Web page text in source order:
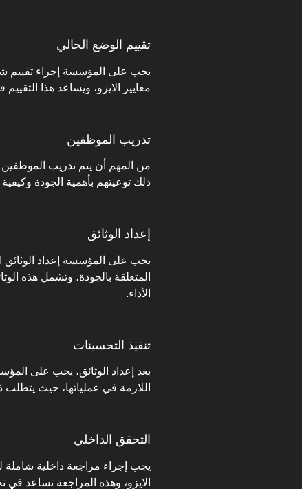
تقييم الوضع الحالي
يجب على المؤسسة إجراء تقييم
معايير الايزو، ويساعد هذا
تدريب الموظفين
من المهم أن يتم تدريب الموظفين
ذلك توعيتهم بأهمية الجودة
إعداد الوثائق
يجب على المؤسسة إعداد الوثائق
المتعلقة بالجودة، وتشمل هذه
الأداء.
تنفيذ التحسينات
بعد إعداد الوثائق، يجب على
اللازمة في عملياتها، حيث يتطلب
التحقق الداخلي
يجب إجراء مراجعة داخلية شاملة
الايزو، وهذه المراجعة تساعد